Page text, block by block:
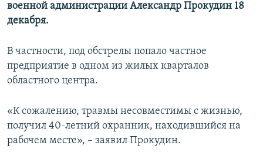
военной администрации Александр Прокудин 18
декабря.
В частности, под обстрелы попало частное
предприятие в одном из жилых кварталов
областного центра.
«К сожалению, травмы несовместимы с жизнью,
получил 40-летний охранник, находившийся на
рабочем месте», – заявил Прокудин.